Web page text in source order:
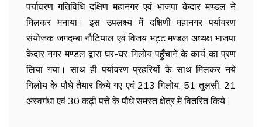
पर्यावरण गतिविधि दक्षिण महानगर एवं भाजपा केदार मण्डल ने
मिलकर मनाया। इस उपलक्ष्य में दक्षिणी महानगर पर्यावरण
संयोजक जगदम्बा नौटियाल एवं विजय भट्ट मण्डल अध्यक्ष भाजपा
केदार नगर मण्डल द्वारा घर-घर गिलोय पहुँचाने के कार्य का प्रण
लिया गया। साथ ही पर्यावरण प्रहरियों के साथ मिलकर नये
गिलोय के पौधे तैयार किये गए एवं 213 गिलोय, 51 तुलसी, 21
अस्वगंधा एवं 30 कढ़ी पत्ते के पौधे समस्त क्षेत्र में वितरित किये।